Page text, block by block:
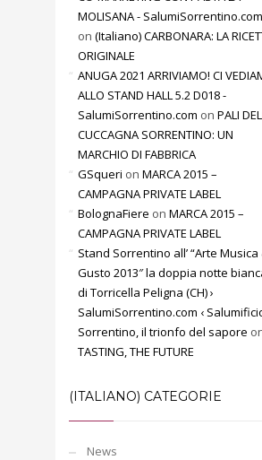
MOLISANA - SalumiSorrentino.com
on (Italiano) CARBONARA: LA
ORIGINALE
ANUGA 2021 ARRIVIAMO! CI
ALLO STAND HALL 5.2 D018 -
SalumiSorrentino.com on PALI
CUCCAGNA SORRENTINO: UN
MARCHIO DI FABBRICA
GSqueri on MARCA 2015 –
CAMPAGNA PRIVATE LABEL
BolognaFiere on MARCA 2015 –
CAMPAGNA PRIVATE LABEL
Stand Sorrentino all’ “Arte Musica
Gusto 2013″ la doppia notte
di Torricella Peligna (CH) ›
SalumiSorrentino.com ‹
Sorrentino, il trionfo del sapore
TASTING, THE FUTURE
(ITALIANO) CATEGORIE
News